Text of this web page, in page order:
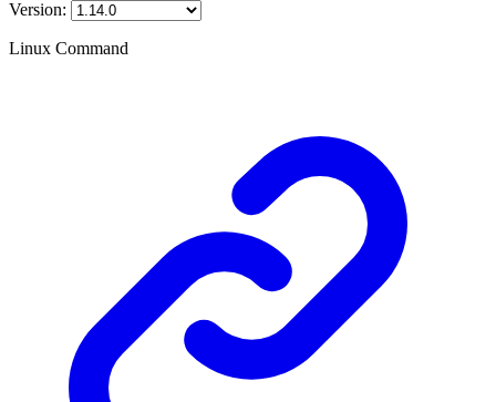
Version:
Linux Command